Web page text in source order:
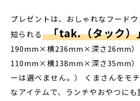
プレゼントは、おしゃれなフード
知られる 「tak.（タック）
190mm×横236mm×深さ26mm）
110mm×横138mm×深さ35mm
ーは選べません。） くまさんをモ
なアイテムで、ランチやおやつにも